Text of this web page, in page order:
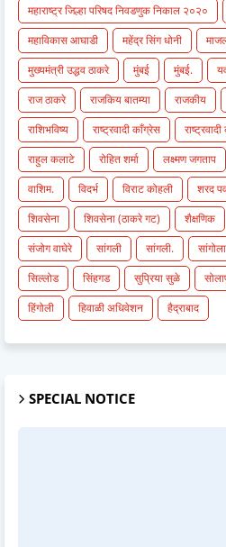
महाराष्ट्र जिल्हा परिषद निवडणुक निकाल २०२०
महाविकास आघाडी
महेंद्र सिंग धोनी
मुख्यमंत्री उद्धव ठाकरे
मुंबई मुंबई.
राज ठाकरे
राजकिय बातम्या राजकीय
राशिभविष्य
राष्ट्रवादी काँग्रेस
राहुल कलाटे
रोहित शर्मा लक्ष्मण जगताप
वाशिम.
विदर्भ विराट कोहली शरद
शिवसेना
शिवसेना (ठाकरे गट) शैक्षणिक
संजोग वाघेरे
सांगली सांगली. सांगोला
सिल्लोड
सिंहगड सुप्रिया सुळे
हिंगोली
हिवाळी अधिवेशन हैद्राबाद
SPECIAL NOTICE